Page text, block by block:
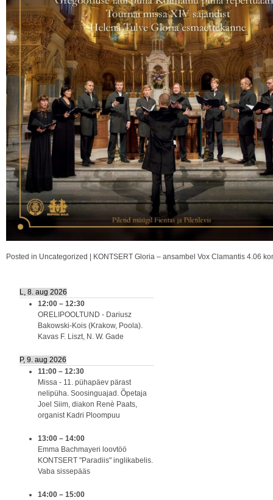
Posted in Uncategorized | KONTSERT Gloria – ansambel Vox Clamantis 4.06
L, 8. aug 2026
12:00 – 12:30
ORELIPOOLTUND - Dariusz
Bakowski-Kois (Krakow, Poola).
Kavas F. Liszt, N. W. Gade
P, 9. aug 2026
11:00 – 12:30
Missa - 11. pühapäev pärast
nelipüha. Soosinguajad. Õpetaja
Joel Siim, diakon Renè Paats,
organist Kadri Ploompuu
13:00 – 14:00
Emma Bachmayeri loovtöö
KONTSERT "Paradiis" inglikabelis.
Vaba sissepääs
14:00 – 15:00